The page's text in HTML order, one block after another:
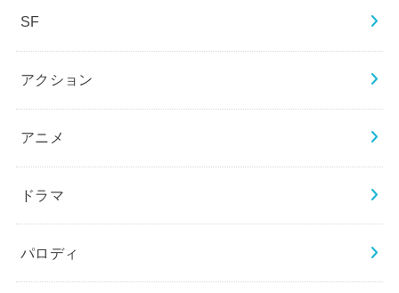
SF
アクション
アニメ
ドラマ
パロディ